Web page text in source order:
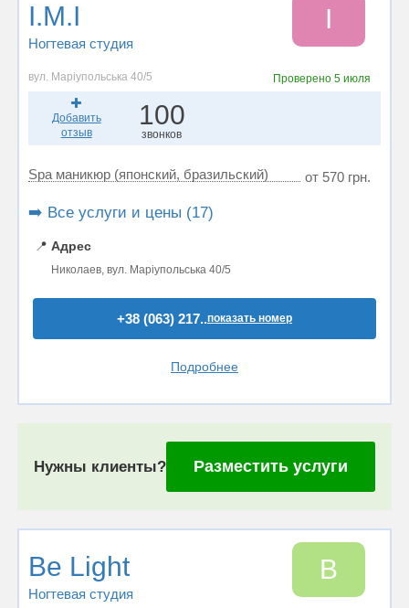
I.M.I
Ногтевая студия
I
вул. Маріупольська 40/5 Проверено5 июля
Добавить
отзыв
100
звонков
Spa маникюр (японский, бразильский) от 570 грн.
➡️ Все услуги и цены (17)
📍 Адрес
Николаев, вул. Маріупольська 40/5
+38 (063) 217..показать номер
Подробнее
Нужны клиенты? Разместить услуги
Be Light
Ногтевая студия
B